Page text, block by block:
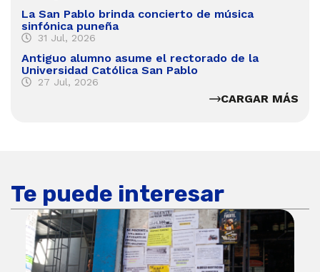
La San Pablo brinda concierto de música
sinfónica puneña
31 Jul, 2026
Antiguo alumno asume el rectorado de la
Universidad Católica San Pablo
27 Jul, 2026
CARGAR MÁS
Te puede interesar